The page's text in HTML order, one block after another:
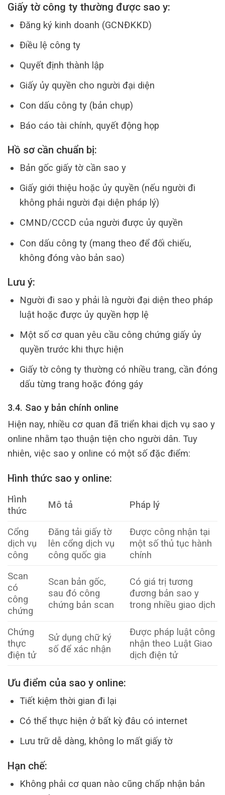
Giấy tờ công ty thường được sao y:
Đăng ký kinh doanh (GCNĐKKD)
Điều lệ công ty
Quyết định thành lập
Giấy ủy quyền cho người đại diện
Con dấu công ty (bản chụp)
Báo cáo tài chính, quyết động họp
Hồ sơ cần chuẩn bị:
Bản gốc giấy tờ cần sao y
Giấy giới thiệu hoặc ủy quyền (nếu người đi
không phải người đại diện pháp lý)
CMND/CCCD của người được ủy quyền
Con dấu công ty (mang theo để đối chiếu,
không đóng vào bản sao)
Lưu ý:
Người đi sao y phải là người đại diện theo pháp
luật hoặc được ủy quyền hợp lệ
Một số cơ quan yêu cầu công chứng giấy ủy
quyền trước khi thực hiện
Giấy tờ công ty thường có nhiều trang, cần đóng
dấu từng trang hoặc đóng gáy
3.4. Sao y bản chính online
Hiện nay, nhiều cơ quan đã triển khai dịch vụ sao y
online nhằm tạo thuận tiện cho người dân. Tuy
nhiên, việc sao y online có một số đặc điểm:
Hình thức sao y online:
Hình
thức
Mô tả Pháp lý
Cổng
dịch vụ
công
Đăng tải giấy tờ
lên cổng dịch vụ
công quốc gia
Được công nhận tại
một số thủ tục hành
chính
Scan
có
công
chứng
Scan bản gốc,
sau đó công
chứng bản scan
Có giá trị tương
đương bản sao y
trong nhiều giao dịch
Chứng
thực
điện tử
Sử dụng chữ ký
số để xác nhận
Được pháp luật công
nhận theo Luật Giao
dịch điện tử
Ưu điểm của sao y online:
Tiết kiệm thời gian đi lại
Có thể thực hiện ở bất kỳ đâu có internet
Lưu trữ dễ dàng, không lo mất giấy tờ
Hạn chế:
Không phải cơ quan nào cũng chấp nhận bản